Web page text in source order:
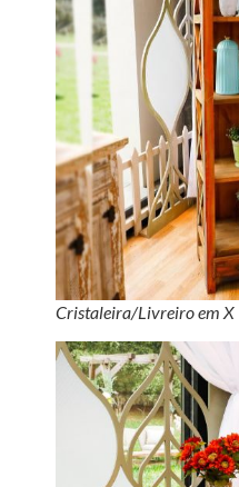
Cristaleira/Livreiro em X